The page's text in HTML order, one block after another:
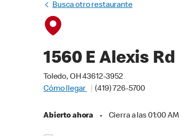
Busca otro restaurante
1560 E Alexis Rd
Toledo, OH 43612-3952
Cómo llegar
(419) 726-5700
Abierto ahora • Cierra a las 01:00 AM